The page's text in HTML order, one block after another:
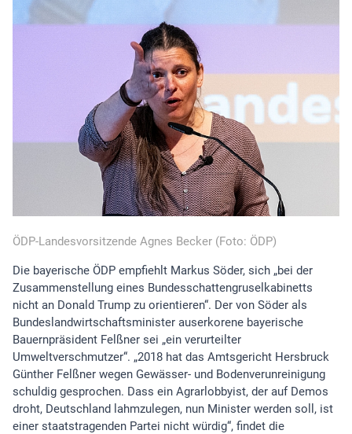
ÖDP-Landesvorsitzende Agnes Becker (Foto: ÖDP)
Die bayerische ÖDP empfiehlt Markus Söder, sich „bei der
Zusammenstellung eines Bundesschattengruselkabinetts
nicht an Donald Trump zu orientieren“. Der von Söder als
Bundeslandwirtschaftsminister auserkorene bayerische
Bauernpräsident Felßner sei „ein verurteilter
Umweltverschmutzer“. „2018 hat das Amtsgericht Hersbruck
Günther Felßner wegen Gewässer- und Bodenverunreinigung
schuldig gesprochen. Dass ein Agrarlobbyist, der auf Demos
droht, Deutschland lahmzulegen, nun Minister werden soll, ist
einer staatstragenden Partei nicht würdig“, findet die